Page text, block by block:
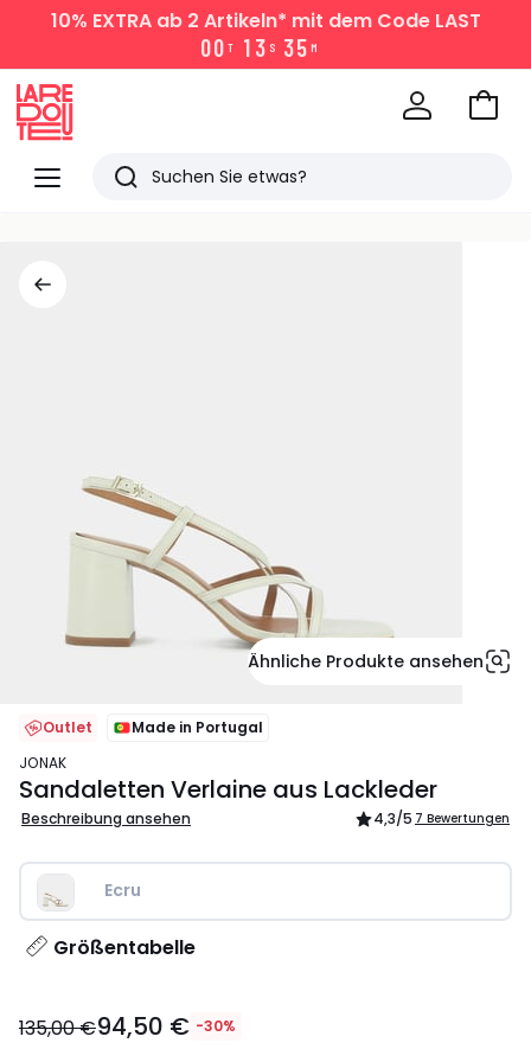
10% EXTRAab 2 Artikeln* mit dem Code LAST
00 T 1 3 S 35 M
Menü
Redoute
Suchen
Zum
Ähnliche Produkte ansehen
Outlet
Made in Portugal
JONAK
Sandaletten Verlaine aus Lackleder
Beschreibung ansehen 4,3/5 7 Bewertungen
Ecru
Größentabelle
€
135,00 €94,50 € -30%